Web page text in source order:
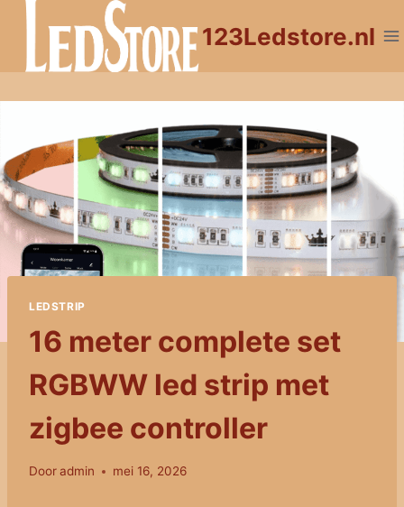
Doorgaan
inhoud
123Ledstore.nl
LEDSTRIP
16 meter complete set
RGBWW led strip met
zigbee controller
Dooradmin mei 16, 2026